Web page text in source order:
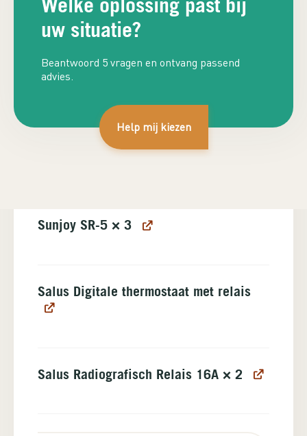
uw situatie?
Beantwoord 5 vragen en ontvang passend
advies.
Help mij kiezen
Plan adviesgesprek
Sunjoy SR-5 × 3
Salus Digitale thermostaat met relais
Salus Radiografisch Relais 16A × 2